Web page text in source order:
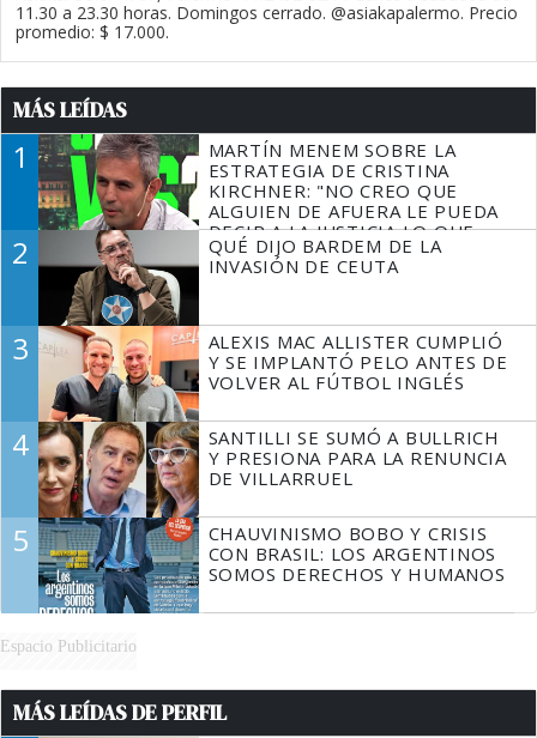
11.30 a 23.30 horas. Domingos cerrado. @asiakapalermo. Precio
promedio: $ 17.000.
MÁS LEÍDAS
1
MARTÍN MENEM SOBRE LA
ESTRATEGIA DE CRISTINA
KIRCHNER: "NO CREO QUE
ALGUIEN DE AFUERA LE PUEDA
DECIR A LA JUSTICIA LO QUE
TIENE QUE HACER"
2
QUÉ DIJO BARDEM DE LA
INVASIÓN DE CEUTA
3
ALEXIS MAC ALLISTER CUMPLIÓ
Y SE IMPLANTÓ PELO ANTES DE
VOLVER AL FÚTBOL INGLÉS
4
SANTILLI SE SUMÓ A BULLRICH
Y PRESIONA PARA LA RENUNCIA
DE VILLARRUEL
5
CHAUVINISMO BOBO Y CRISIS
CON BRASIL: LOS ARGENTINOS
SOMOS DERECHOS Y HUMANOS
Espacio Publicitario
MÁS LEÍDAS DE PERFIL